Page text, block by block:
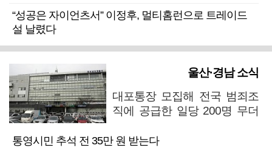
“성공은 자이언츠서” 이정후, 멀티홈런으로 트레이드
설 날렸다
울산·경남 소식
대포통장 모집해 전국 범죄조
직에 공급한 일당 200명 무더
통영시민 추석 전 35만 원 받는다